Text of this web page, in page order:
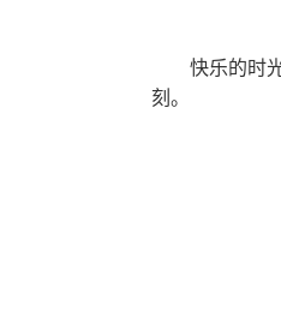
快乐的时
刻。